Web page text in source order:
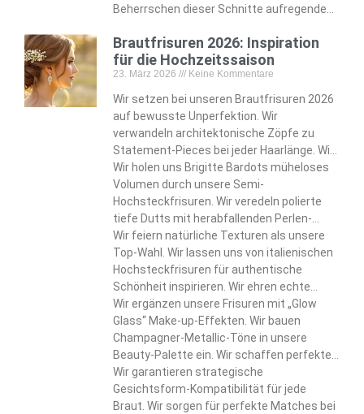
Kunden ansprechen.
Beherrschen dieser Schnitte aufregende
offenbart. Wir nehmen diese Entwicklung
an, die moderne Standards der
Männerpflege neu formt.
Brautfrisuren 2026: Inspiration
für die Hochzeitssaison
23. März 2026 Keine Kommentare
Wir setzen bei unseren Brautfrisuren 2026
auf bewusste Unperfektion. Wir
verwandeln architektonische Zöpfe zu
Statement-Pieces bei jeder Haarlänge. Wir
passen unsere Designs von Pixie-Cuts bis
zu wallenden Haaren an.
Wir holen uns Brigitte Bardots müheloses
Volumen durch unsere Semi-
Hochsteckfrisuren. Wir veredeln polierte
tiefe Dutts mit herabfallenden Perlen-
Arrangements. Wir bringen den Juwelier-
Touch in unsere raffinierten Styles.
Wir feiern natürliche Texturen als unsere
Top-Wahl. Wir lassen uns von italienischen
Hochsteckfrisuren für authentische
Schönheit inspirieren. Wir ehren echte
Haar-Eigenschaften in unseren Designs.
Wir ergänzen unsere Frisuren mit „Glow
Glass“ Make-up-Effekten. Wir bauen
Champagner-Metallic-Töne in unsere
Beauty-Palette ein. Wir schaffen perfekte
Harmonie zwischen Haar- und Make-up-
Elementen.
Wir garantieren strategische
Gesichtsform-Kompatibilität für jede
Braut. Wir sorgen für perfekte Matches bei